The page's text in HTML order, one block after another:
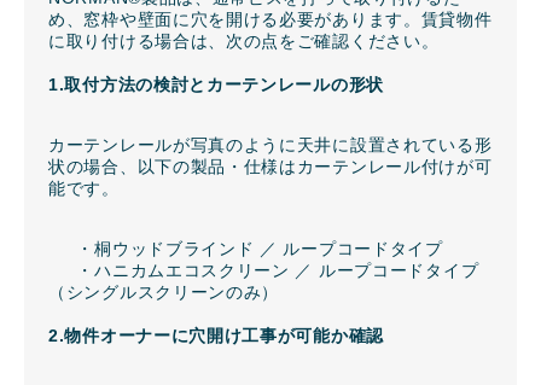
め、窓枠や壁面に穴を開ける必要があります。賃貸物件
に取り付ける場合は、次の点をご確認ください。
1.取付方法の検討とカーテンレールの形状
カーテンレールが写真のように天井に設置されている形
状の場合、以下の製品・仕様はカーテンレール付けが可
能です。
・桐ウッドブラインド ／ ループコードタイプ
・ハニカムエコスクリーン ／ ループコードタイプ
（シングルスクリーンのみ）
2.物件オーナーに穴開け工事が可能か確認